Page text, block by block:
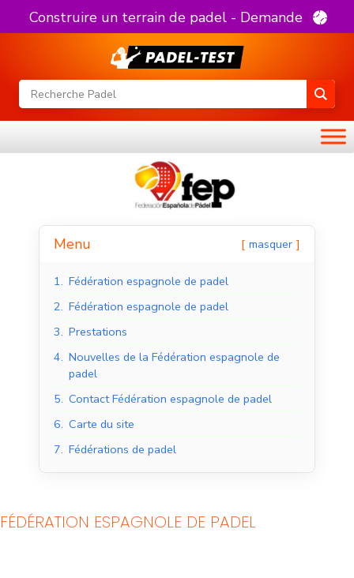
Construire un terrain de padel - Demande
Menu masquer
1. Fédération espagnole de padel
2. Fédération espagnole de padel
3. Prestations
4. Nouvelles de la Fédération espagnole de
padel
5. Contact Fédération espagnole de padel
6. Carte du site
7. Fédérations de padel
FÉDÉRATION ESPAGNOLE DE PADEL